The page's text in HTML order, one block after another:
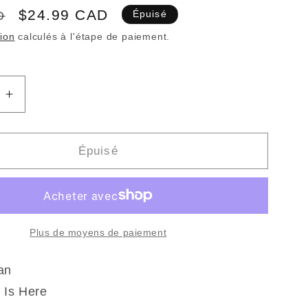
Prix
promotionnel
$24.99 CAD Épuisé
calculés à l'étape de paiement.
Augmenter
la
quantité
THE
CLUB
-
Moonlight
(Vinyle)
Épuisé
Plus de moyens de paiement
Is Here